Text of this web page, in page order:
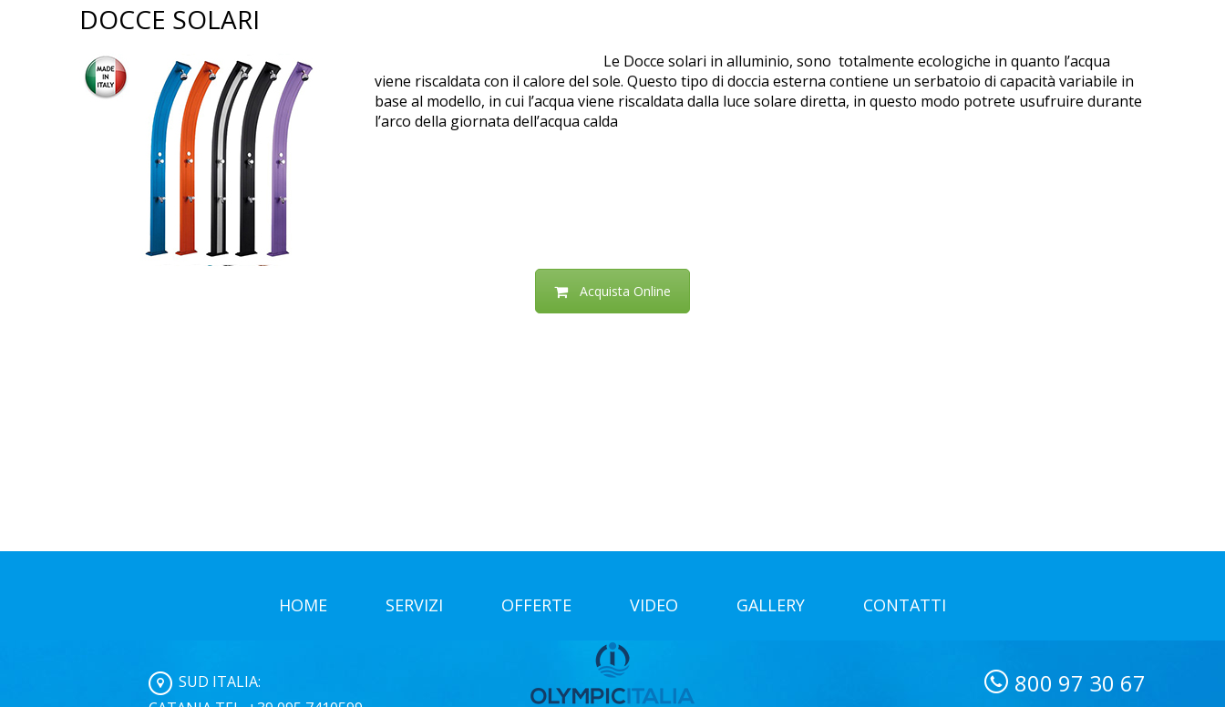
DOCCE SOLARI
Le Docce solari in alluminio, sono totalmente ecologiche in quanto l’acqua
viene riscaldata con il calore del sole. Questo tipo di doccia esterna contiene un serbatoio di capacità variabile in
base al modello, in cui l’acqua viene riscaldata dalla luce solare diretta, in questo modo potrete usufruire durante
l’arco della giornata dell’acqua calda
Acquista Online
HOME SERVIZI OFFERTE VIDEO GALLERY CONTATTI
SUD ITALIA:
800 97 30 67